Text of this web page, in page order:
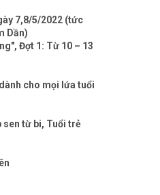
7,8/5/2022 (tức
Dần)
Đợt 1: Từ 10 – 13
cho mọi lứa tuổi
sen từ bi, Tuổi trẻ